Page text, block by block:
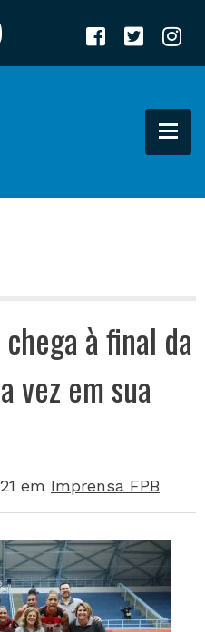
à final da
vez em sua
em Imprensa FPB